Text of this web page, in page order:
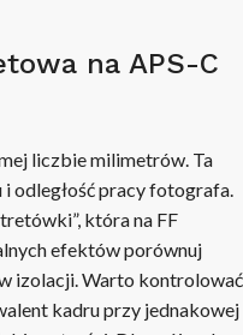
na APS-C
liczbie milimetrów. Ta
odległość pracy fotografa.
która na FF
efektów porównuj
izolacji. Warto kontrolować
kadru przy jednakowej